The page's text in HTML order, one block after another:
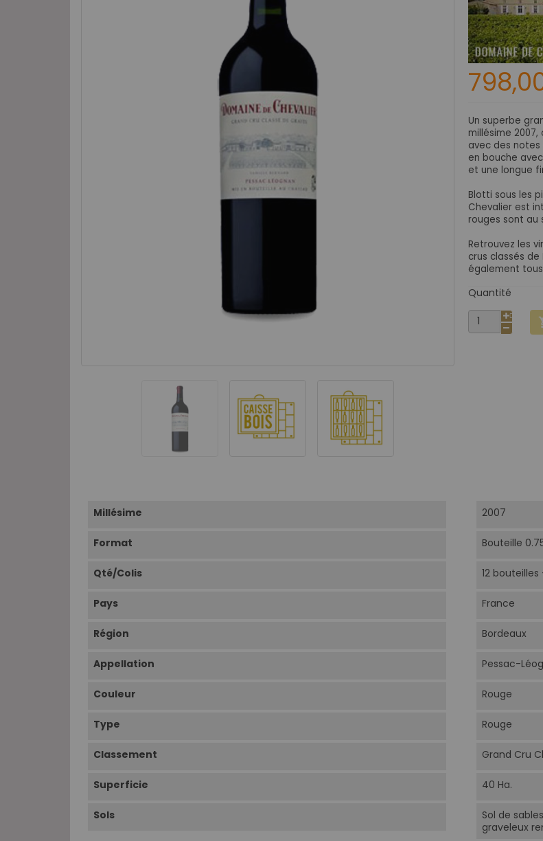
Un superbe
millésime
avec des
en bouche
et une longue
Blotti sous les
Chevalier est
rouges sont au
Retrouvez les
crus classés
également
Quantité
Millésime 2007
Format Bouteille
Qté/Colis 12 bouteilles
Pays France
Région Bordeaux
Appellation Pessac-
Couleur Rouge
Type Rouge
Classement Grand Cru
Superficie 40 Ha.
Sols
Sol de
graveleux